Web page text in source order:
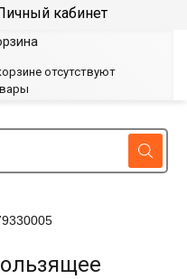
кабинет
отсутствуют